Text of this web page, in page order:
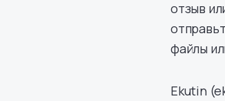
отзыв
файлы
Ekutin